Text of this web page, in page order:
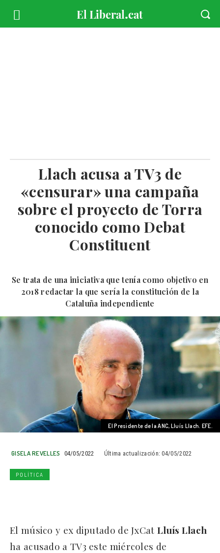
Llach acusa a TV3 de
«censurar» una campaña
sobre el proyecto de Torra
conocido como Debat
Constituent
Se trata de una iniciativa que tenía como objetivo en
2018 redactar la que sería la constitución de la
Cataluña independiente
El Presidente de la ANC, Lluís Llach. EFE.
GISELA REVELLES 04/05/2022 Última actualización: 04/05/2022
POLÍTICA
El músico y ex diputado de JxCat Lluís Llach
ha acusado a TV3 este miércoles de